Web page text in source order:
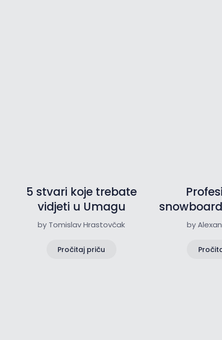
5 stvari koje trebate
vidjeti u Umagu
by Tomislav Hrastovčak
Pročitaj priču
na Istria
by